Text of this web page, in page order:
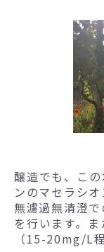
醸造でも、こ
ンのマセラシ
無濾過無清澄
を行います。
（15-20mg/L